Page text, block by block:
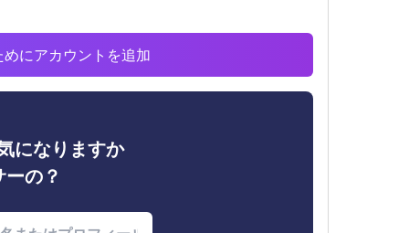
にアカウントを追加
になりますか
の？